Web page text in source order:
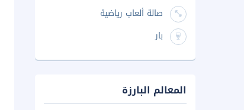
صالة ألعاب رياضية
بار
المعالم البارزة